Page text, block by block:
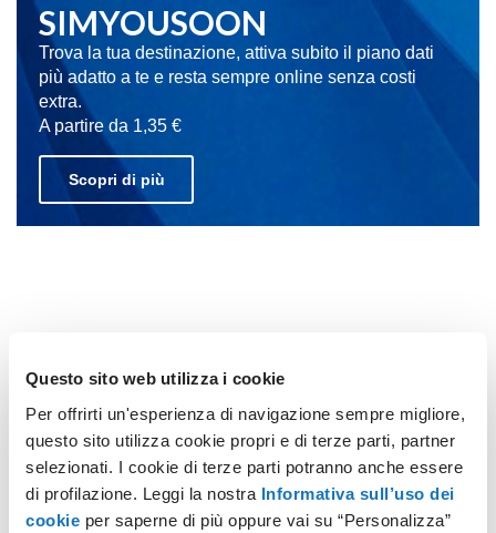
Questo sito web utilizza i cookie
Per offrirti un'esperienza di navigazione sempre migliore,
questo sito utilizza cookie propri e di terze parti, partner
selezionati. I cookie di terze parti potranno anche essere
di profilazione. Leggi la nostra Informativa sull’uso dei
cookie per saperne di più oppure vai su “Personalizza”
SIMYOUSOON
Trova la tua destinazione, attiva subito il piano dati
più adatto a te e resta sempre online senza costi
extra.
A partire da 1,35 €
Scopri di più
Perché scegliere
Supporto clienti specializzato